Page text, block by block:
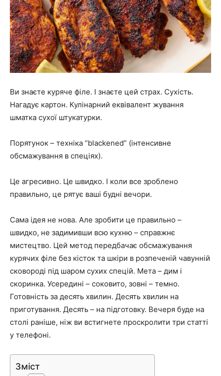
Ви знаєте куряче філе. І знаєте цей страх. Сухість.
Нагадує картон. Кулінарний еквівалент жування
шматка сухої штукатурки.
Порятунок – техніка “blackened” (інтенсивне
обсмажування в спеціях).
Це агресивно. Це швидко. І коли все зроблено
правильно, це рятує ваші будні вечори.
Сама ідея не нова. Але зробити це правильно –
швидко, не задимивши всю кухню – справжнє
мистецтво. Цей метод передбачає обсмажування
курячих філе без кісток та шкіри в розпеченій чавунній
сковороді під шаром сухих спецій. Мета – дим і
скоринка. Усередині – соковито, зовні – темно.
Готовність за десять хвилин. Десять хвилин на
приготування. Десять – на підготовку. Вечеря буде на
столі раніше, ніж ви встигнете проскролити три статті
у телефоні.
Зміст